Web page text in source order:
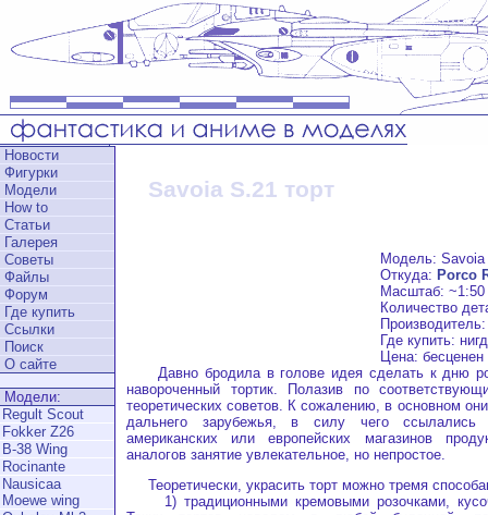
Новости
Фигурки
Модели
How to
Статьи
Галерея
Советы
Файлы
Форум
Где купить
Ссылки
Поиск
О сайте
Модели:
Regult Scout
Fokker Z26
B-38 Wing
Rocinante
Nausicaa
Moewe wing
Savoia S.21 торт
Модель: Savoia
Откуда: Porco
Масштаб: ~1:50
Количество
Где купить:
Цена: бесценен
Давно бродила в голове идея сделать к дню
навороченный тортик. Полазив по
теоретических советов. К сожалению, в основном
дальнего зарубежья, в силу чего
американских или европейских магазинов
аналогов занятие увлекательное, но непростое.
Теоретически, украсить торт можно тремя
1) традиционными кремовыми розочками,